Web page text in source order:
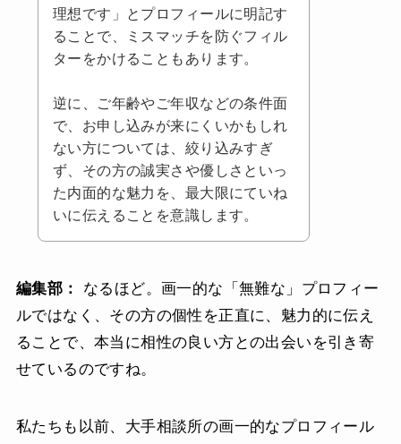
理想です」とプロフィールに明記す
ることで、ミスマッチを防ぐフィル
ターをかけることもあります。
逆に、ご年齢やご年収などの条件面
で、お申し込みが来にくいかもしれ
ない方については、絞り込みすぎ
ず、その方の誠実さや優しさといっ
た内面的な魅力を、最大限にていね
いに伝えることを意識します。
編集部：
なるほど。画一的な「無難な」プロフィー
ルではなく、その方の個性を正直に、魅力的に伝え
ることで、本当に相性の良い方との出会いを引き寄
せているのですね。
私たちも以前、大手相談所の画一的なプロフィール